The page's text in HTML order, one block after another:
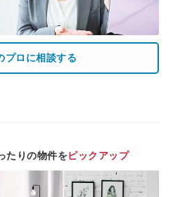
プロに相談する
たりの物件をピックアップ